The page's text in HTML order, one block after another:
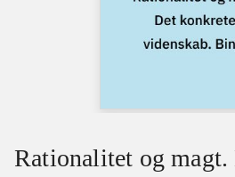
Rationalitet og magt.